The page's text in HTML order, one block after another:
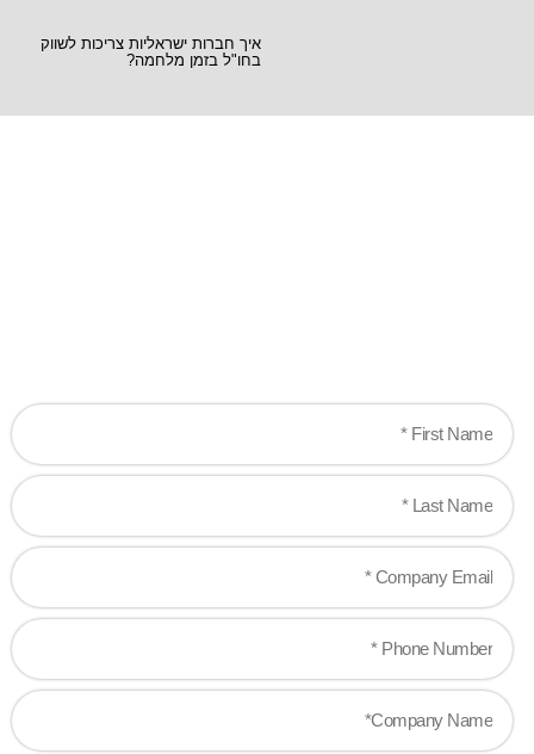
איך חברות ישראליות צריכות לשווק
בחו"ל בזמן מלחמה?